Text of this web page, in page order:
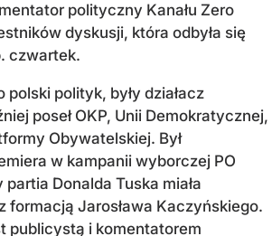
polityczny Kanału Zero
dyskusji, która odbyła się
czwartek.
polski polityk, były działacz
poseł OKP, Unii Demokratycznej,
Obywatelskiej. Był
w kampanii wyborczej PO
Donalda Tuska miała
formacją Jarosława Kaczyńskiego.
publicystą i komentatorem